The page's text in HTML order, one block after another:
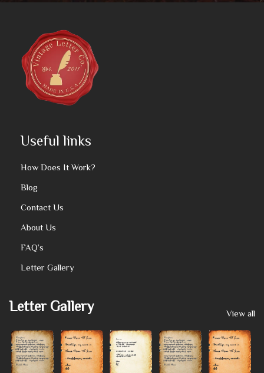
Useful links
How Does It Work?
Blog
Contact Us
About Us
FAQ’s
Letter Gallery
Letter Gallery View all